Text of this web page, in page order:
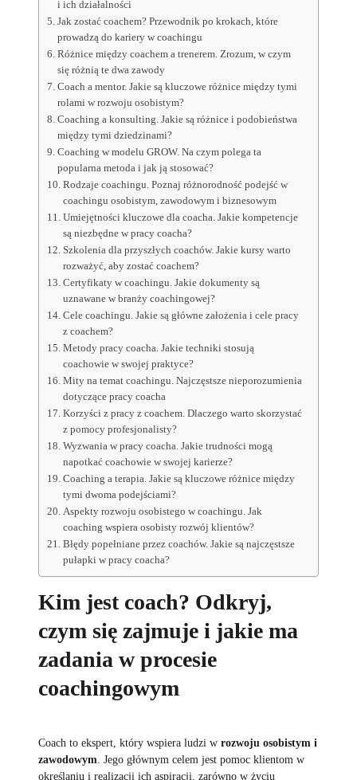
i ich działalności
Jak zostać coachem? Przewodnik po krokach, które
prowadzą do kariery w coachingu
Różnice między coachem a trenerem. Zrozum, w czym
się różnią te dwa zawody
Coach a mentor. Jakie są kluczowe różnice między tymi
rolami w rozwoju osobistym?
Coaching a konsulting. Jakie są różnice i podobieństwa
między tymi dziedzinami?
Coaching w modelu GROW. Na czym polega ta
popularna metoda i jak ją stosować?
Rodzaje coachingu. Poznaj różnorodność podejść w
coachingu osobistym, zawodowym i biznesowym
Umiejętności kluczowe dla coacha. Jakie kompetencje
są niezbędne w pracy coacha?
Szkolenia dla przyszłych coachów. Jakie kursy warto
rozważyć, aby zostać coachem?
Certyfikaty w coachingu. Jakie dokumenty są
uznawane w branży coachingowej?
Cele coachingu. Jakie są główne założenia i cele pracy
z coachem?
Metody pracy coacha. Jakie techniki stosują
coachowie w swojej praktyce?
Mity na temat coachingu. Najczęstsze nieporozumienia
dotyczące pracy coacha
Korzyści z pracy z coachem. Dlaczego warto skorzystać
z pomocy profesjonalisty?
Wyzwania w pracy coacha. Jakie trudności mogą
napotkać coachowie w swojej karierze?
Coaching a terapia. Jakie są kluczowe różnice między
tymi dwoma podejściami?
Aspekty rozwoju osobistego w coachingu. Jak
coaching wspiera osobisty rozwój klientów?
Błędy popełniane przez coachów. Jakie są najczęstsze
pułapki w pracy coacha?
Kim jest coach? Odkryj,
czym się zajmuje i jakie ma
zadania w procesie
coachingowym
Coach to ekspert, który wspiera ludzi w rozwoju osobistym i
zawodowym . Jego głównym celem jest pomoc klientom w
określaniu i realizacji ich aspiracji, zarówno w życiu